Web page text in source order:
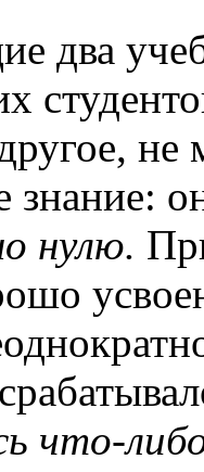
два
не
знание:
нулю.
что-